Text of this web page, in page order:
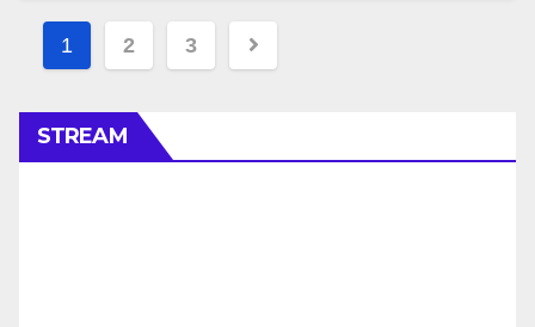
Navegación
entradas
1 2 3
STREAM